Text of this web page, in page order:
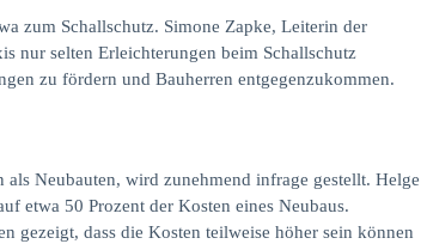
zum Schallschutz. Simone Zapke, Leiterin der
nur selten Erleichterungen beim Schallschutz
zu fördern und Bauherren entgegenzukommen.
Neubauten, wird zunehmend infrage gestellt. Helge
etwa 50 Prozent der Kosten eines Neubaus.
gezeigt, dass die Kosten teilweise höher sein können